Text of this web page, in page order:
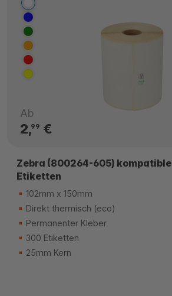
Ab
2,99 €
Zebra (800264-605) kompatible
Etiketten
102mm x 150mm
Direkt thermisch (eco)
Permanenter Kleber
300 Etiketten
25mm Kern